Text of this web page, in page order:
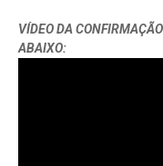
VÍDEO DA
ABAIXO: